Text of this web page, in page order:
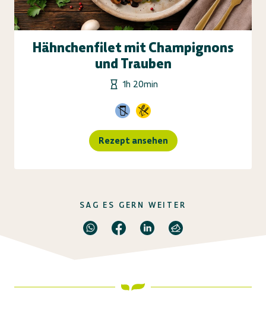
Hähnchenfilet mit Champignons
und Trauben
1h 20min
Rezept ansehen
SAG ES GERN WEITER